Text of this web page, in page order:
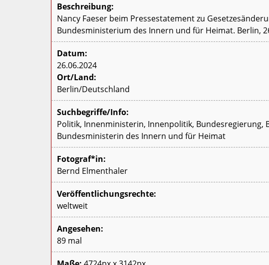
Beschreibung:
Nancy Faeser beim Pressestatement zu
Bundesministerium des Innern und für Heimat. Berlin,
Datum:
26.06.2024
Ort/Land:
Berlin/Deutschland
Suchbegriffe/Info:
Politik, Innenministerin, Innenpolitik,
Bundesministerin des Innern und für Heimat
Fotograf*in:
Bernd Elmenthaler
Veröffentlichungsrechte:
weltweit
Angesehen:
89 mal